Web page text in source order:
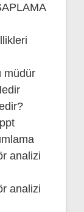
müdür
analizi
analizi